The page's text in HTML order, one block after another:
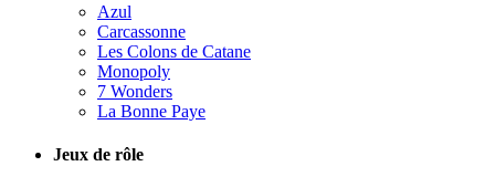
Azul
Carcassonne
Les Colons de Catane
Monopoly
7 Wonders
La Bonne Paye
Jeux de rôle